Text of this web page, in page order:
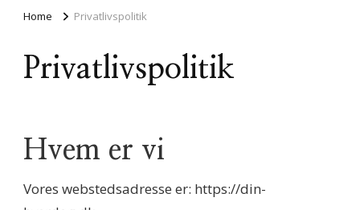
Home Privatlivspolitik
Privatlivspolitik
Hvem er vi
Vores webstedsadresse er: https://din-